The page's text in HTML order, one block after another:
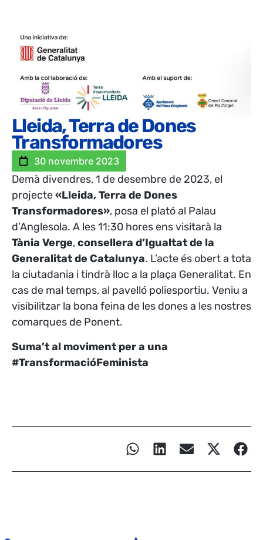
Lleida, Terra de Dones
Transformadores
30 novembre 2023
Demà divendres, 1 de desembre de 2023, el
projecte«Lleida, Terra de Dones
Transformadores», posa el plató al Palau
d’Anglesola. A les 11:30 hores ens visitarà la
Tània Verge,consellera d’Igualtat de la
Generalitat de Catalunya. L’acte és obert a tota
la ciutadania i tindrà lloc a la plaça Generalitat. En
cas de mal temps, al pavelló poliesportiu. Veniu a
visibilitzar la bona feina de les dones a les nostres
comarques de Ponent.
Suma’t al moviment per a una
#TransformacióFeminista